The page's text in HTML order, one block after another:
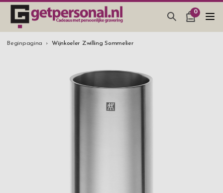
0
CADEAUS & GADGETS
SIERADEN & ACCESSOIRES
Beginpagina Wijnkoeler Zwilling Sommelier